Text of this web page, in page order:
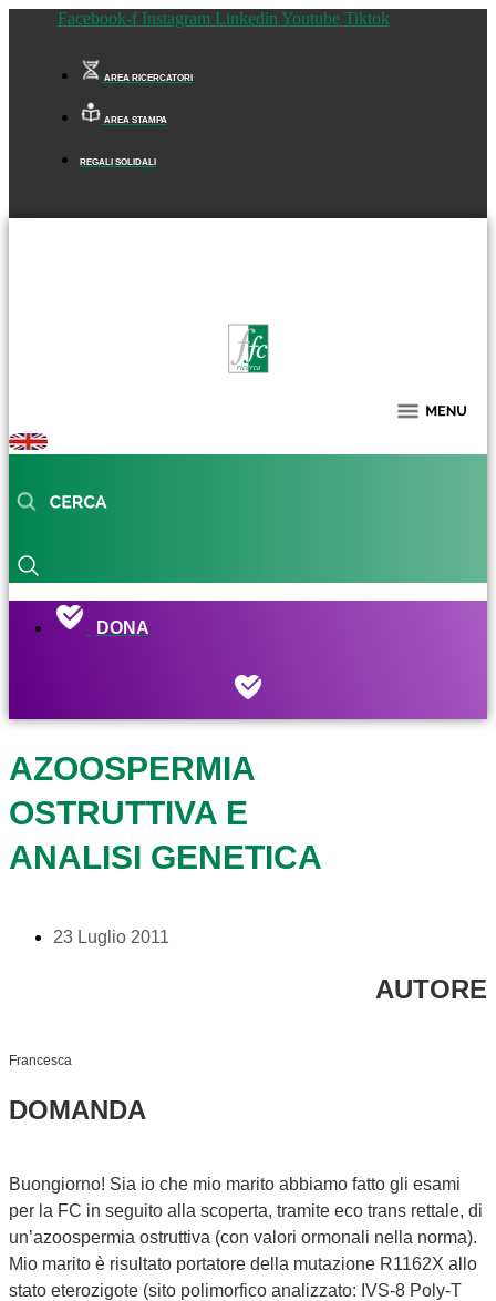
Facebook-f Instagram Linkedin Youtube Tiktok
AREA RICERCATORI
AREA STAMPA
REGALI SOLIDALI
DONA
AZOOSPERMIA
OSTRUTTIVA E
ANALISI GENETICA
23 Luglio 2011
AUTORE
Francesca
DOMANDA
Buongiorno! Sia io che mio marito abbiamo fatto gli esami
per la FC in seguito alla scoperta, tramite eco trans rettale, di
un’azoospermia ostruttiva (con valori ormonali nella norma).
Mio marito è risultato portatore della mutazione R1162X allo
stato eterozigote (sito polimorfico analizzato: IVS-8 Poly-T